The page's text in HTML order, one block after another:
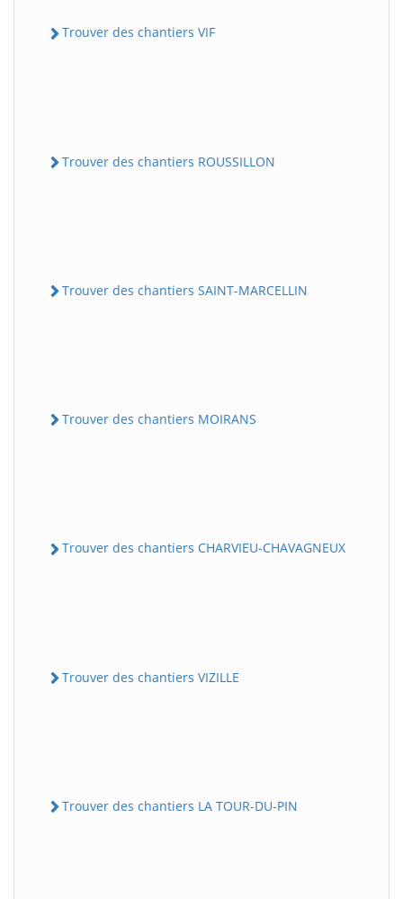
Trouver des chantiers VIF
Trouver des chantiers ROUSSILLON
Trouver des chantiers SAINT-MARCELLIN
Trouver des chantiers MOIRANS
Trouver des chantiers CHARVIEU-CHAVAGNEUX
Trouver des chantiers VIZILLE
Trouver des chantiers LA TOUR-DU-PIN